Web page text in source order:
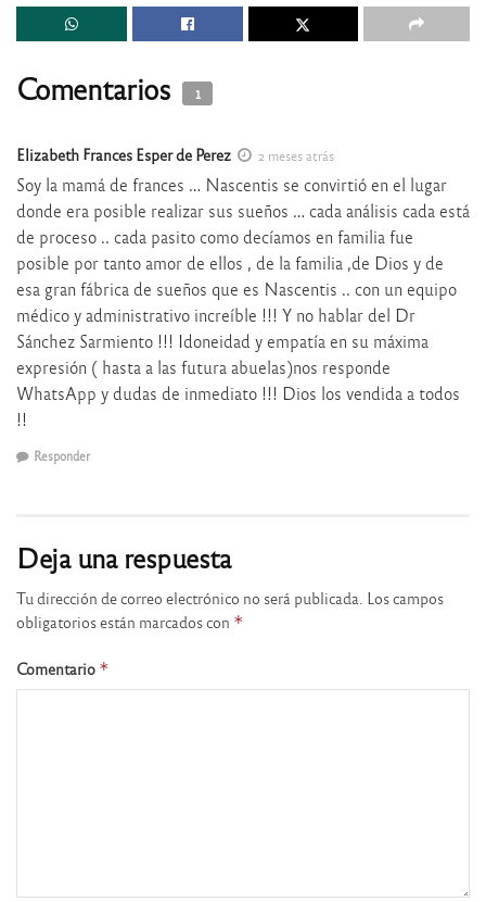
Comentarios 1
Elizabeth Frances Esper de Perez 2 meses atrás
Soy la mamá de frances … Nascentis se convirtió en el lugar
donde era posible realizar sus sueños … cada análisis cada está
de proceso .. cada pasito como decíamos en familia fue
posible por tanto amor de ellos , de la familia ,de Dios y de
esa gran fábrica de sueños que es Nascentis .. con un equipo
médico y administrativo increíble !!! Y no hablar del Dr
Sánchez Sarmiento !!! Idoneidad y empatía en su máxima
expresión ( hasta a las futura abuelas)nos responde
WhatsApp y dudas de inmediato !!! Dios los vendida a todos
!!
Responder
Deja una respuesta
Tu dirección de correo electrónico no será publicada. Los campos
obligatorios están marcados con *
Comentario *